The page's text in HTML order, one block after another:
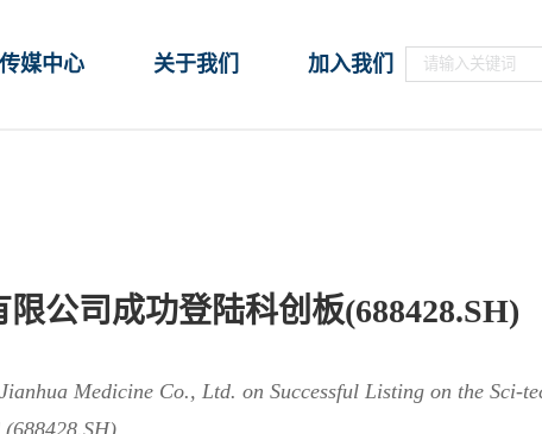
传媒中心 关于我们 加入我们
公司成功登陆科创板(688428.SH)
Medicine Co., Ltd. on Successful Listing on the Sci-